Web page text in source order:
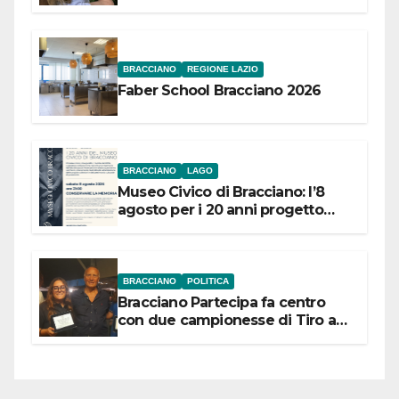
BRACCIANO REGIONE LAZIO
Faber School Bracciano 2026
BRACCIANO LAGO
Museo Civico di Bracciano: l’8
agosto per i 20 anni progetto
BRACCIANO POLITICA
Bracciano Partecipa fa centro
con due campionesse di Tiro a